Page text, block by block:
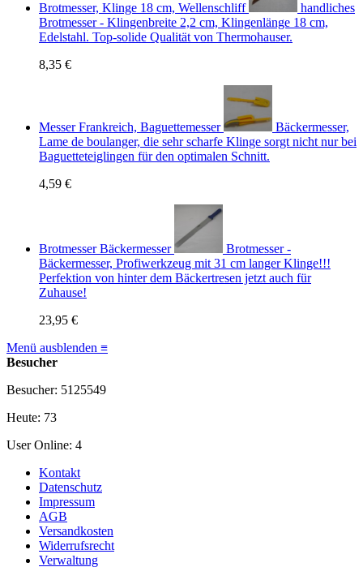
Brotmesser, Klinge 18 cm, Wellenschliff
handliches
Brotmesser - Klingenbreite 2,2 cm, Klingenlänge 18 cm,
Edelstahl. Top-solide Qualität von Thermohauser.
8,35 €
Messer Frankreich, Baguettemesser
Bäckermesser,
Lame de boulanger, die sehr scharfe Klinge sorgt nicht nur bei
Baguetteteiglingen für den optimalen Schnitt.
4,59 €
Brotmesser Bäckermesser
Brotmesser -
Bäckermesser, Profiwerkzeug mit 31 cm langer Klinge!!!
Perfektion von hinter dem Bäckertresen jetzt auch für
Zuhause!
23,95 €
Menü ausblenden ≡
Besucher
Besucher: 5125549
Heute: 73
User Online: 4
Kontakt
Datenschutz
Impressum
AGB
Versandkosten
Widerrufsrecht
Verwaltung